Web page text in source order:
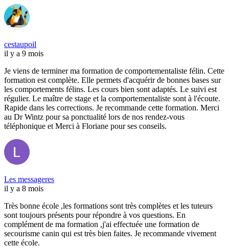
cestaupoil
il y a 9 mois
Je viens de terminer ma formation de comportementaliste félin. Cette
formation est complète. Elle permets d'acquérir de bonnes bases sur
les comportements félins. Les cours bien sont adaptés. Le suivi est
régulier. Le maître de stage et la comportementaliste sont à l'écoute.
Rapide dans les corrections. Je recommande cette formation. Merci
au Dr Wintz pour sa ponctualité lors de nos rendez-vous
téléphonique et Merci à Floriane pour ses conseils.
Les messageres
il y a 8 mois
Très bonne école ,les formations sont très complètes et les tuteurs
sont toujours présents pour répondre à vos questions. En
complément de ma formation ,j'ai effectuée une formation de
secourisme canin qui est très bien faites. Je recommande vivement
cette école.